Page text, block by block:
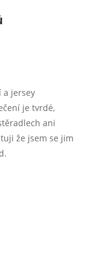
a jersey
je tvrdé,
ani
že jsem se jim